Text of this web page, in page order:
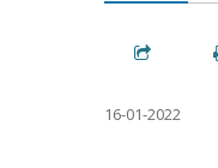
16-01-2022